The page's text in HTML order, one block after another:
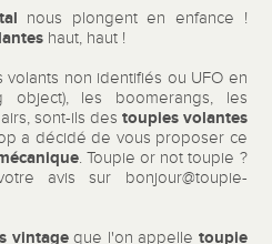
nous plongent en enfance !
haut, haut !
volants non identifiés ou UFO en
object), les boomerangs, les
sont-ils des toupies volantes
a décidé de vous proposer ce
. Toupie or not toupie ?
avis sur bonjour@toupie-
vintageque l'on appelle toupie